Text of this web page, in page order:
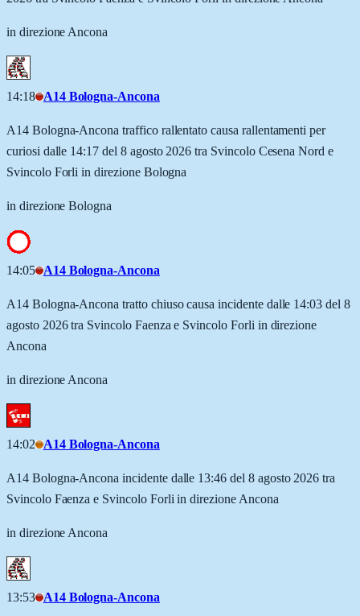
in direzione Ancona
14:18 A14 Bologna-Ancona
A14 Bologna-Ancona traffico rallentato causa rallentamenti per
curiosi dalle 14:17 del 8 agosto 2026 tra Svincolo Cesena Nord e
Svincolo Forli in direzione Bologna
in direzione Bologna
14:05 A14 Bologna-Ancona
A14 Bologna-Ancona tratto chiuso causa incidente dalle 14:03 del 8
agosto 2026 tra Svincolo Faenza e Svincolo Forli in direzione
Ancona
in direzione Ancona
14:02 A14 Bologna-Ancona
A14 Bologna-Ancona incidente dalle 13:46 del 8 agosto 2026 tra
Svincolo Faenza e Svincolo Forli in direzione Ancona
in direzione Ancona
13:53 A14 Bologna-Ancona